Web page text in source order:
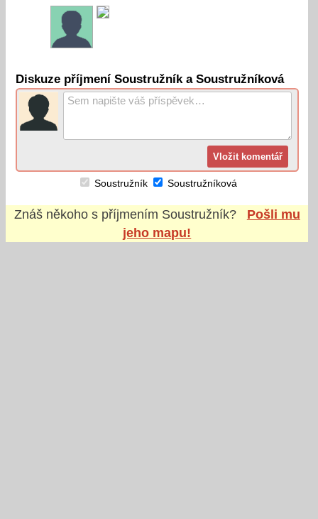
Diskuze příjmení Soustružník a Soustružníková
Soustružník Soustružníková
Znáš někoho s příjmením Soustružník?
Pošli mu
jeho mapu!